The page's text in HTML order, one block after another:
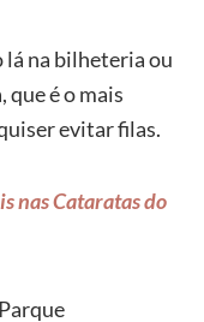
lá na bilheteria ou
é o mais
evitar filas.
nas Cataratas do